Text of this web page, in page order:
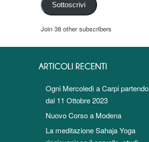
Sottoscrivi
Join 38 other subscribers
Ogni Mercoledì a Carpi partendo
dal 11 Ottobre 2023
Nuovo Corso a Modena
La meditazione Sahaja Yoga